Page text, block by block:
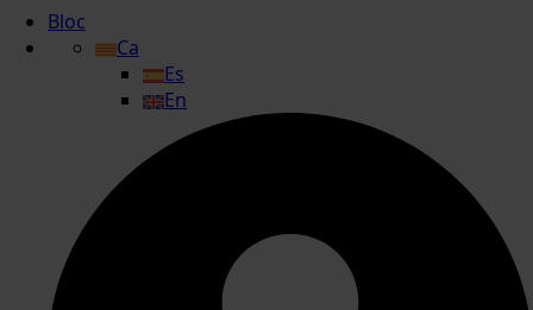
Bloc
Ca
Es
En